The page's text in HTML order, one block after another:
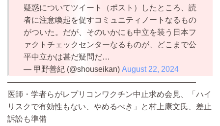
疑惑についてツイート（ポスト）したところ、読
者に注意喚起を促すコミュニティノートなるもの
がついた。だが、そのいかにも中立を装う日本フ
ァクトチェックセンターなるものが、どこまで公
平中立かは甚だ疑問だ…
— 甲野善紀 (@shouseikan) August 22, 2024
————————————————————————
医師・学者らがレプリコンワクチン中止求め会見、「ハイ
リスクで有効性もない、やめるべき」と村上康文氏、差止
訴訟も準備